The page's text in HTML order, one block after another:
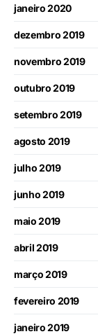
janeiro 2020
dezembro 2019
novembro 2019
outubro 2019
setembro 2019
agosto 2019
julho 2019
junho 2019
maio 2019
abril 2019
março 2019
fevereiro 2019
janeiro 2019